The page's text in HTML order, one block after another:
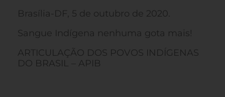
Brasília-DF, 5 de outubro de 2020.
Sangue Indígena nenhuma gota mais!
ARTICULAÇÃO DOS POVOS INDÍGENAS
DO BRASIL – APIB